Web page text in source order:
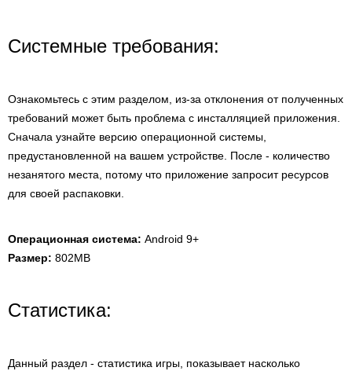
Системные требования:
Ознакомьтесь с этим разделом, из-за отклонения от полученных
требований может быть проблема с инсталляцией приложения.
Сначала узнайте версию операционной системы,
предустановленной на вашем устройстве. После - количество
незанятого места, потому что приложение запросит ресурсов
для своей распаковки.
Операционная система: Android 9+
Размер: 802MB
Статистика:
Данный раздел - статистика игры, показывает насколько